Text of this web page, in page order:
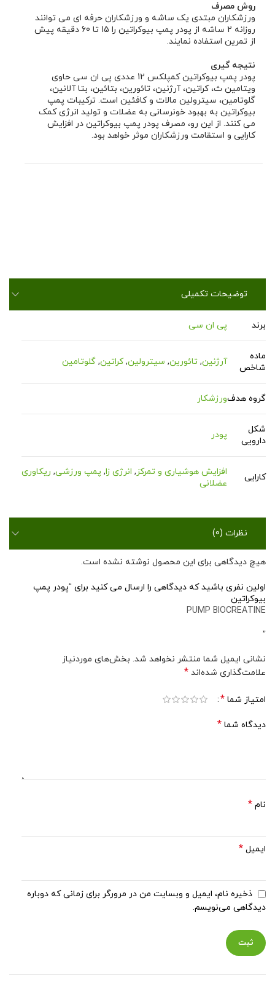
روش مصرف
ورزشکاران مبتدی یک ساشه و ورزشکاران حرفه ای می توانند
روزانه 2 ساشه از پودر پمپ بیوکراتین را 15 تا 60 دقیقه پیش
از تمرین استفاده نمایند.
نتیجه گیری
پودر پمپ بیوکراتین کمپلکس 12 عددی پی ان سی حاوی
ویتامین ث، کراتین، آرژنین، تائورین، بتائین، بتا آلانین،
گلوتامین، سیترولین مالات و کافئین است. ترکیبات پمپ
بیوکراتین به بهبود خونرسانی به عضلات و تولید انرژی کمک
می کنند. از این رو، مصرف پودر پمپ بیوکراتین در افزایش
کارایی و استقامت ورزشکاران موثر خواهد بود.
توضیحات تکمیلی
برند پی ان سی
ماده
شاخص
آرژنین, تائورین, سیترولین,کراتین, گلوتامین
گروه هدفورزشکار
شکل
دارویی
پودر
کارایی افزایش هوشیاری و تمرکز, انرژی زا, پمپ ورزشی, ریکاوری
عضلانی
نظرات (0)
هیچ دیدگاهی برای این محصول نوشته نشده است.
اولین نفری باشید که دیدگاهی را ارسال می کنید برای “پودر پمپ
بیوکراتین
PUMP BIOCREATINE
”
نشانی ایمیل شما منتشر نخواهد شد. بخش‌های موردنیاز
علامت‌گذاری شده‌اند *
امتیاز شما *
دیدگاه شما *
نام *
ایمیل *
ذخیره نام، ایمیل و وبسایت من در مرورگر برای زمانی که دوباره
دیدگاهی می‌نویسم.